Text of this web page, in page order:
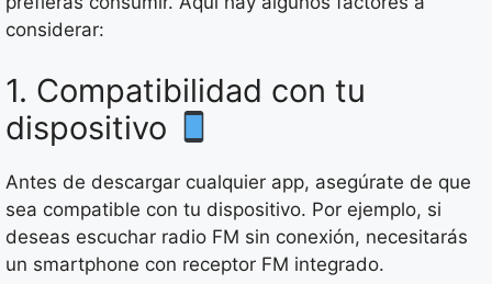
considerar:
1. Compatibilidad con tu
dispositivo
Antes de descargar cualquier app, asegúrate de que
sea compatible con tu dispositivo. Por ejemplo, si
deseas escuchar radio FM sin conexión, necesitarás
un smartphone con receptor FM integrado.